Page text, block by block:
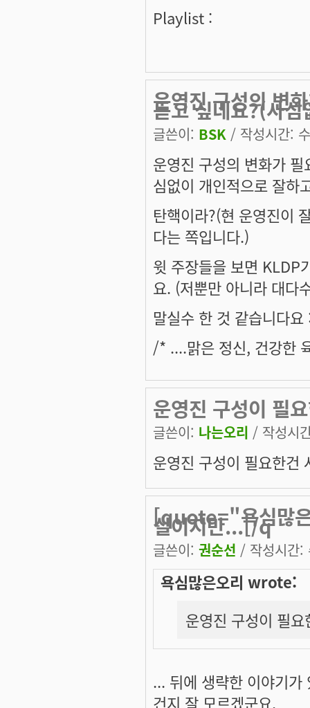
Playlist :
운영진 구성의 변
듣고 싶네요?(사심
글쓴이: BSK / 작성시간:
운영진 구성의 변화가
심없이 개인적으로 잘하
탄핵이라?(현 운영진이
다는 쪽입니다.)
윗 주장들을 보면 KLDP
요. (저뿐만 아니라 대다
말실수 한 것 같습니다
/* ....맑은 정신, 건강한
운영진 구성이 필
글쓴이: 나는오리 / 작성시
운영진 구성이 필요한건
[quote="욕심많
실이지만...[/q
글쓴이: 권순선 / 작성시간
욕심많은오리 wrote:
운영진 구성이 필
... 뒤에 생략한 이야기가
건지 잘 모르겠군요.